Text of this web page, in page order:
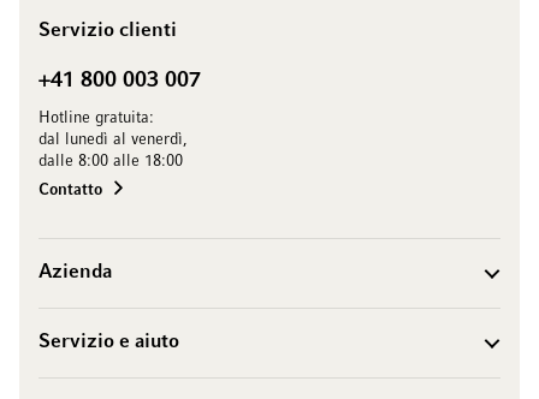
Servizio clienti
+41 800 003 007
Hotline gratuita:
dal lunedì al venerdì,
dalle 8:00 alle 18:00
Contatto
Azienda
Servizio e aiuto